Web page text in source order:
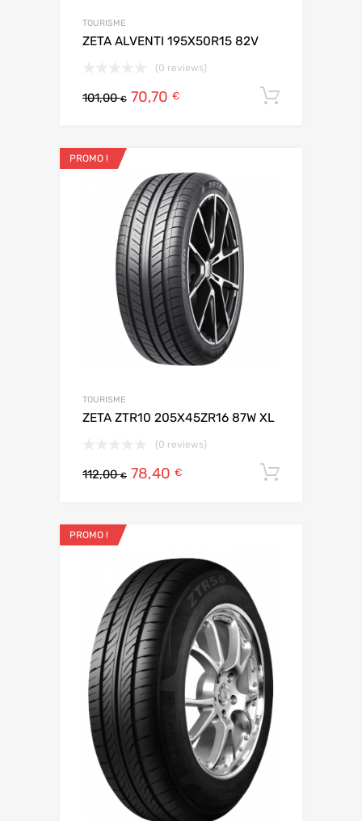
TOURISME
ZETA ALVENTI 195X50R15 82V
(0 reviews)
101,00€ 70,70 €
PROMO !
TOURISME
ZETA ZTR10 205X45ZR16 87W XL
(0 reviews)
112,00€ 78,40 €
PROMO !